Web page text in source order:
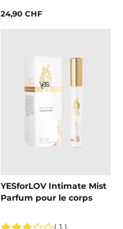
24,90 CHF
YESforLOV Intimate Mist
Parfum pour le corps